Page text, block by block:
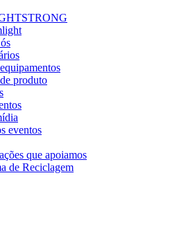
produto
eventos
que apoiamos
de Reciclagem